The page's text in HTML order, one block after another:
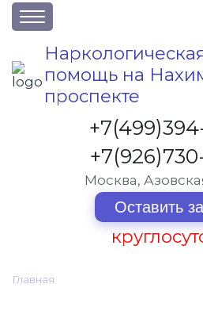
О клинике
Акции
Вакансии
Лицензии
Контакты
Услуги и стоимость
помощь на
проспекте
Москва,
Оставить
Главная